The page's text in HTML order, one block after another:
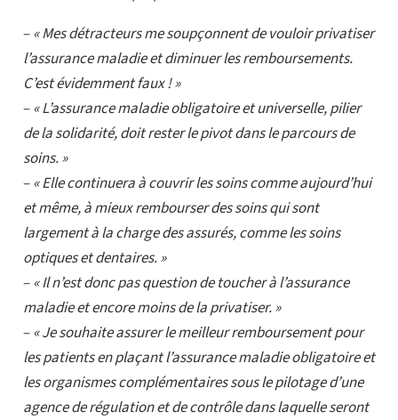
–« Mes détracteurs me soupçonnent de vouloir privatiser
l’assurance maladie et diminuer les remboursements.
C’est évidemment faux ! »
–« L’assurance maladie obligatoire et universelle, pilier
de la solidarité, doit rester le pivot dans le parcours de
soins. »
–« Elle continuera à couvrir les soins comme aujourd’hui
et même, à mieux rembourser des soins qui sont
largement à la charge des assurés, comme les soins
optiques et dentaires. »
–« Il n’est donc pas question de toucher à l’assurance
maladie et encore moins de la privatiser. »
–« Je souhaite assurer le meilleur remboursement pour
les patients en plaçant l’assurance maladie obligatoire et
les organismes complémentaires sous le pilotage d’une
agence de régulation et de contrôle dans laquelle seront